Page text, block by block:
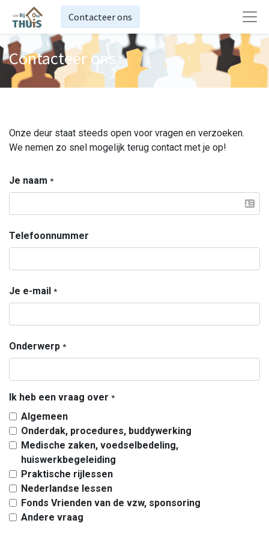
Contacteer ons
Contacteer ons
Onze deur staat steeds open voor vragen en verzoeken.
We nemen zo snel mogelijk terug contact met je op!
Je naam *
Telefoonnummer
Je e-mail *
Onderwerp *
Ik heb een vraag over *
Algemeen
Onderdak, procedures, buddywerking
Medische zaken, voedselbedeling,
huiswerkbegeleiding
Praktische rijlessen
Nederlandse lessen
Fonds Vrienden van de vzw, sponsoring
Andere vraag